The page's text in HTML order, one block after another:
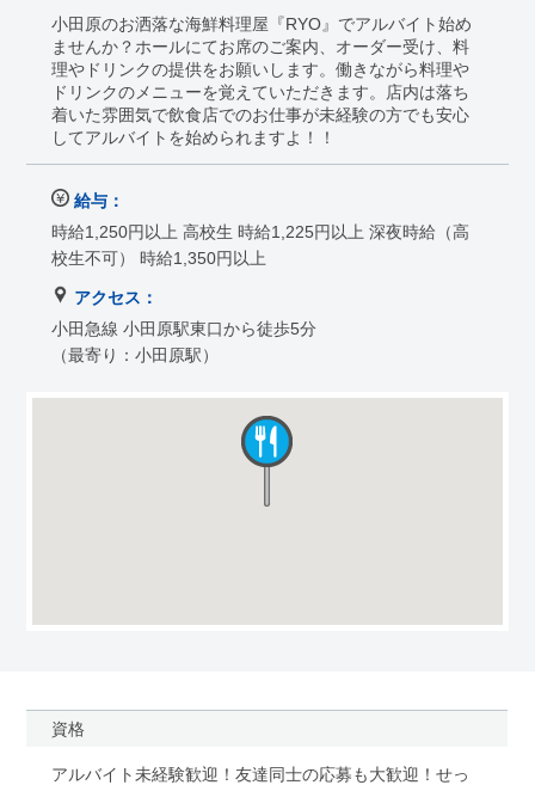
小田原のお洒落な海鮮料理屋『RYO』でアルバイト始め
ませんか？ホールにてお席のご案内、オーダー受け、料
理やドリンクの提供をお願いします。働きながら料理や
ドリンクのメニューを覚えていただきます。店内は落ち
着いた雰囲気で飲食店でのお仕事が未経験の方でも安心
してアルバイトを始められますよ！！
給与：
時給1,250円以上 高校生 時給1,225円以上 深夜時給（高
校生不可） 時給1,350円以上
アクセス：
小田急線 小田原駅東口から徒歩5分
（最寄り：小田原駅）
資格
アルバイト未経験歓迎！友達同士の応募も大歓迎！せっ